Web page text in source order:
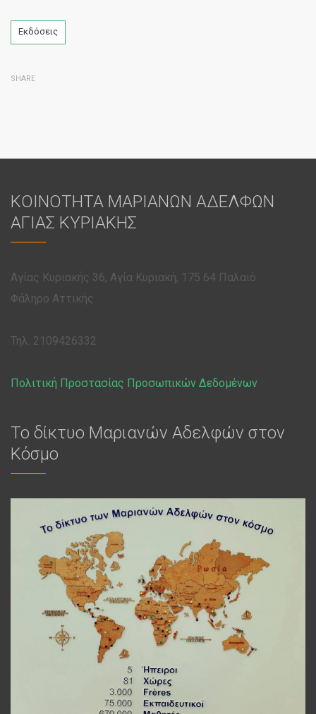
Tags
Εκδόσεις
SHARE
ΚΟΙΝΟΤΗΤΑ ΜΑΡΙΑΝΩΝ ΑΔΕΛΦΩΝ
ΑΓΙΑΣ ΚΥΡΙΑΚΗΣ
Αγίας Κυριακής 36, Αγία Κυριακή, 175 64 Παλαιό
Φάληρο Αττικής
Τηλ: 2109426332
Πολιτική Προστασίας Προσωπικών Δεδομένων
Το δίκτυο Μαριανών Αδελφών στον
Κόσμο